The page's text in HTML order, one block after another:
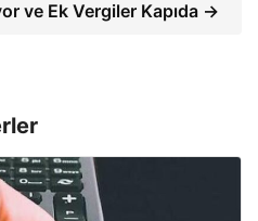
ve Ek Vergiler Kapıda →